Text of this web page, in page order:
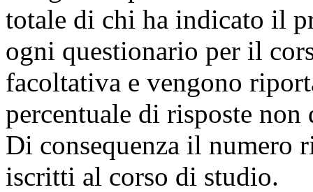
totale di chi ha indicato il
ogni questionario per il
facoltativa e vengono
percentuale di risposte non
Di consequenza il numero
iscritti al corso di studio.